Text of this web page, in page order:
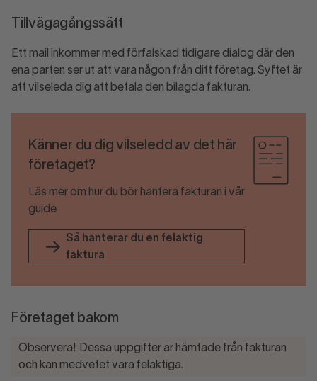
Tillvägagångssätt
Ett mail inkommer med förfalskad tidigare dialog där den
ena parten ser ut att vara någon från ditt företag. Syftet är
att vilseleda dig att betala den bilagda fakturan.
Känner du dig vilseledd av det här
företaget?
Läs mer om hur du bör hantera fakturan i vår
guide
Så hanterar du en felaktig
faktura
Företaget bakom
Observera! Dessa uppgifter är hämtade från fakturan
och kan medvetet vara felaktiga.